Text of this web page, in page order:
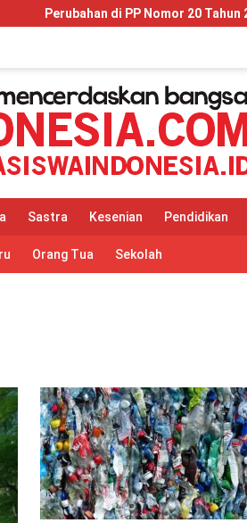
di PP Nomor 20 Tahun 2026 yang
Sastra Kesenian Pendidikan
Orang Tua Sekolah